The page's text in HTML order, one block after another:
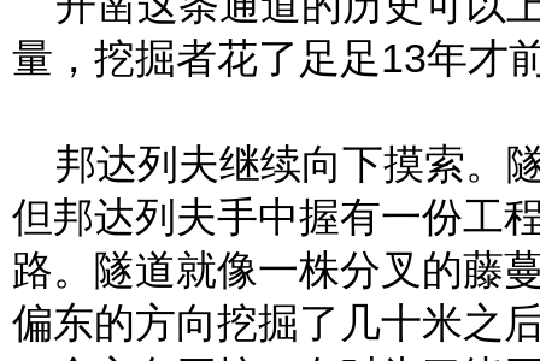
量，挖掘者花了足足13年才
邦达列夫继续向下摸索。
但邦达列夫手中握有一份工
路。隧道就像一株分叉的藤
偏东的方向挖掘了几十米之